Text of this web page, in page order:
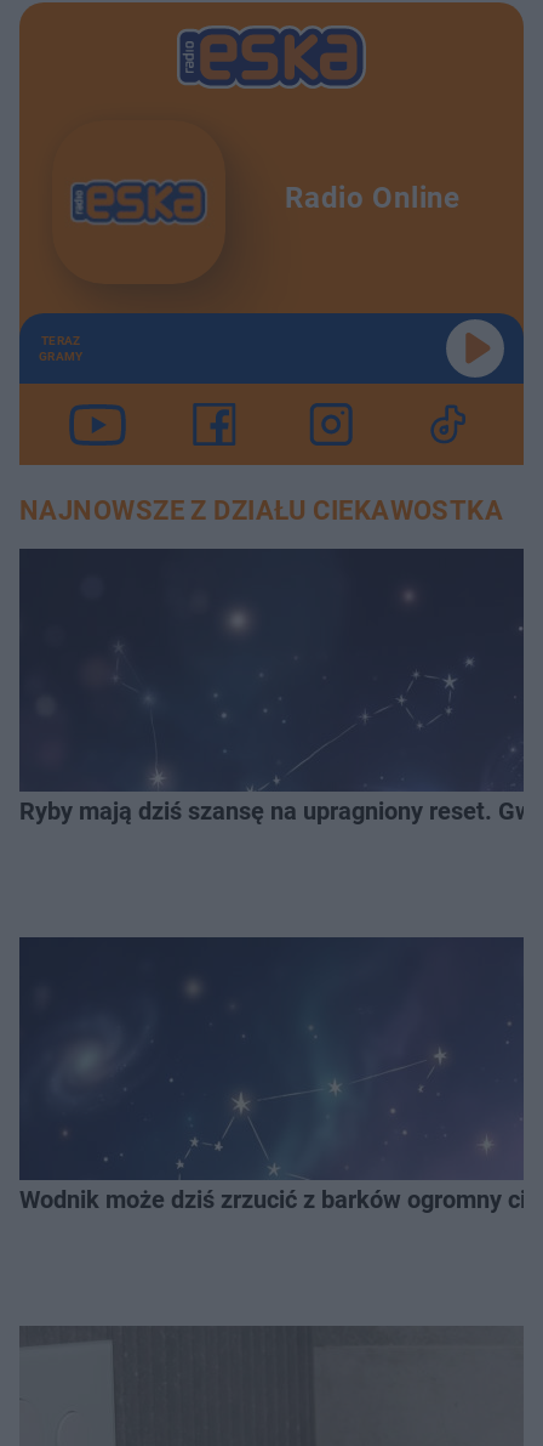
Radio Online
TERAZ
GRAMY
NAJNOWSZE Z DZIAŁU CIEKAWOSTKA
Ryby mają dziś szansę na upragniony reset.
Wodnik może dziś zrzucić z barków ogromny